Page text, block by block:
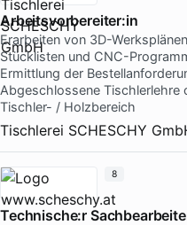
Arbeitsvorbereiter:in
Erarbeiten von 3D-
Stücklisten und CNC-
Ermittlung der
Abgeschlossene Tischlerlehre
Tischler- / Holzbereich
Tischlerei SCHESCHY
Technische:r
8